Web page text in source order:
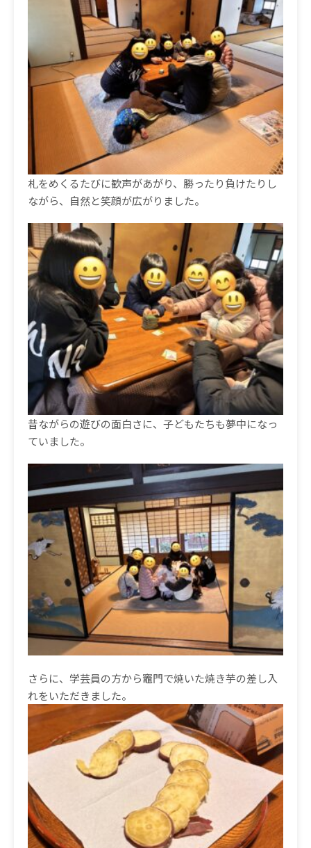
札をめくるたびに歓声があがり、勝ったり負けたりし
ながら、自然と笑顔が広がりました。
昔ながらの遊びの面白さに、子どもたちも夢中になっ
ていました。
さらに、学芸員の方から竈門で焼いた焼き芋の差し入
れをいただきました。